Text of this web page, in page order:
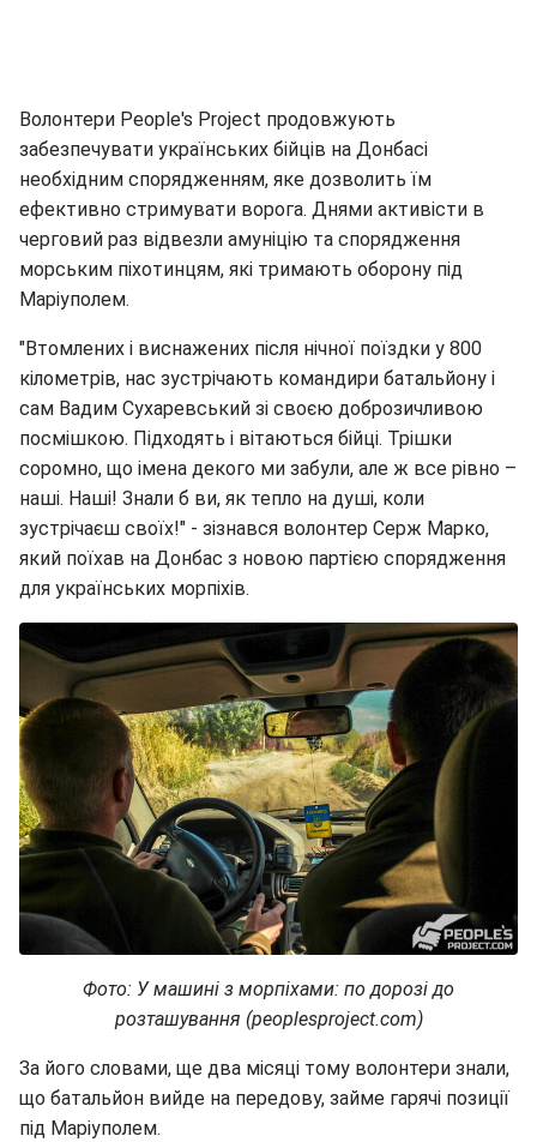
Волонтери People's Project продовжують
забезпечувати українських бійців на Донбасі
необхідним спорядженням, яке дозволить їм
ефективно стримувати ворога. Днями активісти в
черговий раз відвезли амуніцію та спорядження
морським піхотинцям, які тримають оборону під
Маріуполем.
"Втомлених і виснажених після нічної поїздки у 800
кілометрів, нас зустрічають командири батальйону і
сам Вадим Сухаревський зі своєю доброзичливою
посмішкою. Підходять і вітаються бійці. Трішки
соромно, що імена декого ми забули, але ж все рівно –
наші. Наші! Знали б ви, як тепло на душі, коли
зустрічаєш своїх!" - зізнався волонтер Серж Марко,
який поїхав на Донбас з новою партією спорядження
для українських морпіхів.
Фото: У машині з морпіхами: по дорозі до
розташування (peoplesproject.com)
За його словами, ще два місяці тому волонтери знали,
що батальйон вийде на передову, займе гарячі позиції
під Маріуполем.